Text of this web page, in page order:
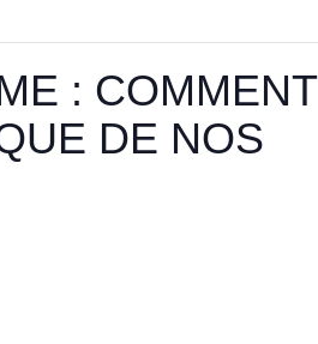
: COMMENT
DE NOS